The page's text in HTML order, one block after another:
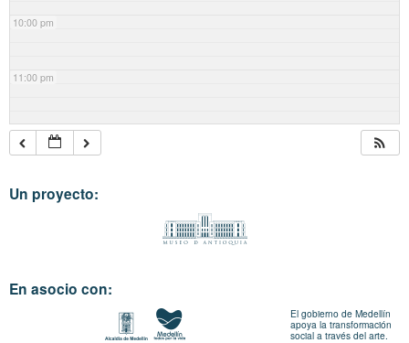
10:00 pm
11:00 pm
Un proyecto:
En asocio con:
El gobierno de Medellín
apoya la transformación
social a través del arte.